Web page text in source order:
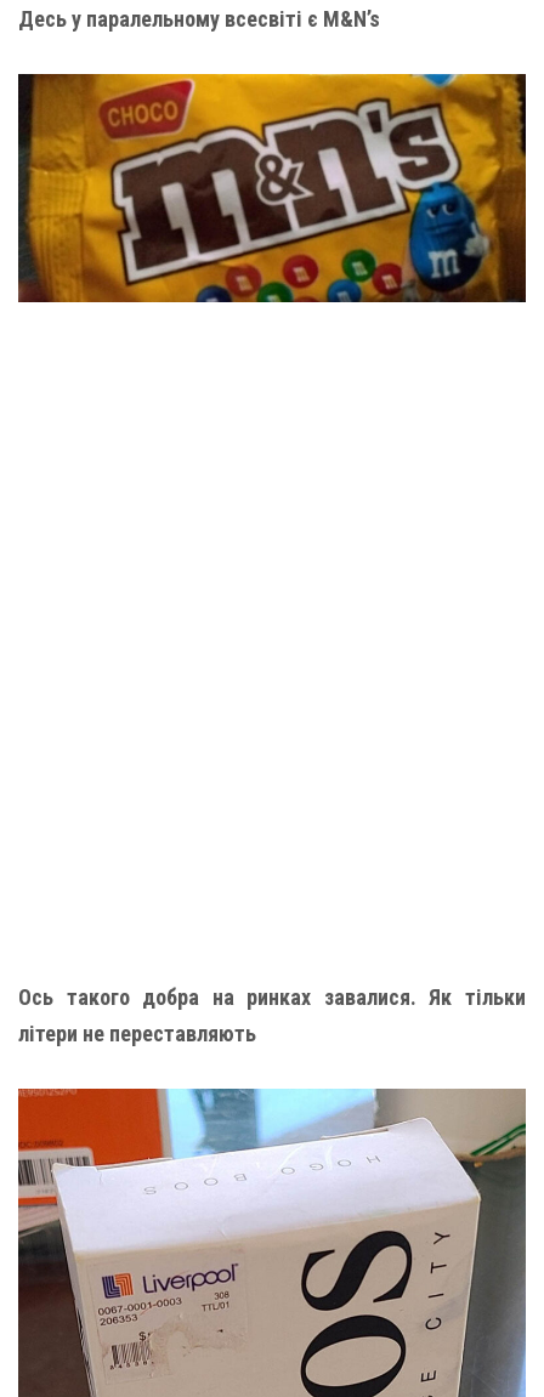
Десь у паралельному всесвіті є M&N’s
Ось такого добра на ринках завалися. Як тільки
літери не переставляють